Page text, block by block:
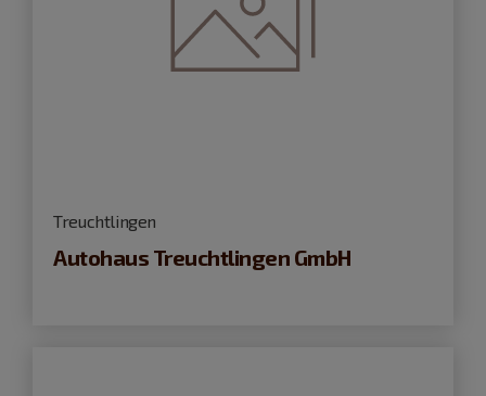
Treuchtlingen
Autohaus Treuchtlingen GmbH